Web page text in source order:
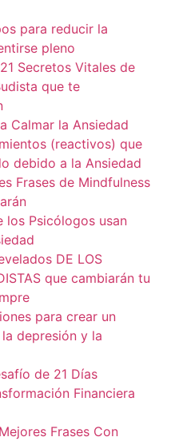
para reducir la
pleno
Secretos Vitales de
que te
Calmar la Ansiedad
(reactivos) que
debido a la Ansiedad
Frases de Mindfulness
los Psicólogos usan
DE LOS
que cambiarán tu
para crear un
depresión y la
de 21 Días
Financiera
Frases Con